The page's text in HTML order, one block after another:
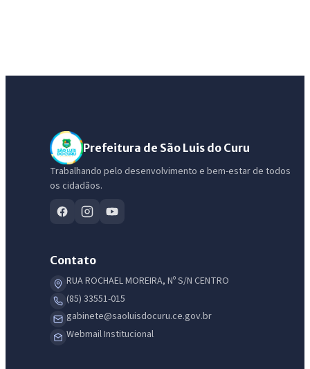
Prefeitura de São Luis do Curu
Trabalhando pelo desenvolvimento e bem-estar de todos
os cidadãos.
Contato
RUA ROCHAEL MOREIRA, Nº S/N CENTRO
(85) 33551-015
gabinete@saoluisdocuru.ce.gov.br
Webmail Institucional